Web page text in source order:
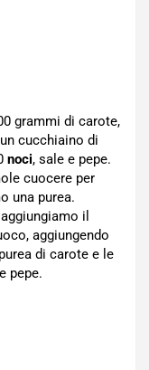
grammi di carote,
cucchiaino di
noci, sale e pepe.
cuocere per
una purea.
il
aggiungendo
di carote e le
pepe.